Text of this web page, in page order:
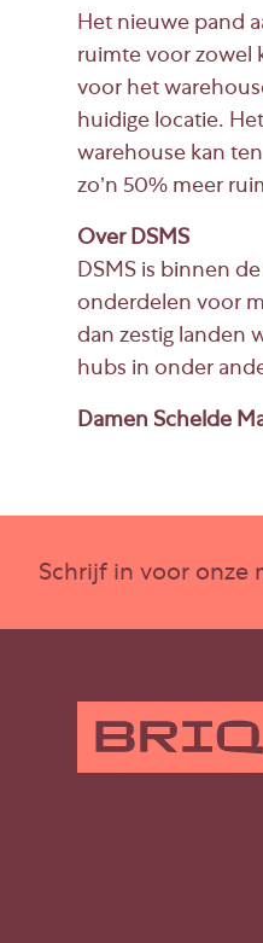
Het nieuwe pand
ruimte voor zowel
voor het
huidige locatie.
warehouse kan
zo’n 50% meer
Over DSMS
DSMS is binnen
onderdelen voor
dan zestig landen
hubs in onder
Damen Schelde
Schrijf in voor onze